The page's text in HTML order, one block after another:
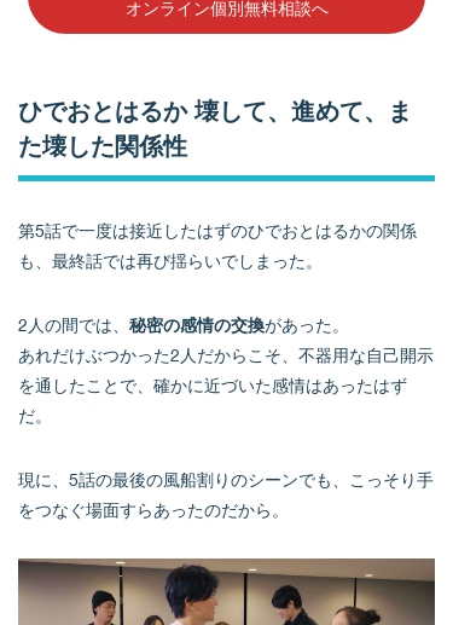
オンライン個別無料相談へ
ひでおとはるか 壊して、進めて、ま
た壊した関係性
第5話で一度は接近したはずのひでおとはるかの関係
も、最終話では再び揺らいでしまった。
2人の間では、 秘密の感情の交換があった。
あれだけぶつかった2人だからこそ、不器用な自己開示
を通したことで、確かに近づいた感情はあったはず
だ。
現に、5話の最後の風船割りのシーンでも、こっそり手
をつなぐ場面すらあったのだから。